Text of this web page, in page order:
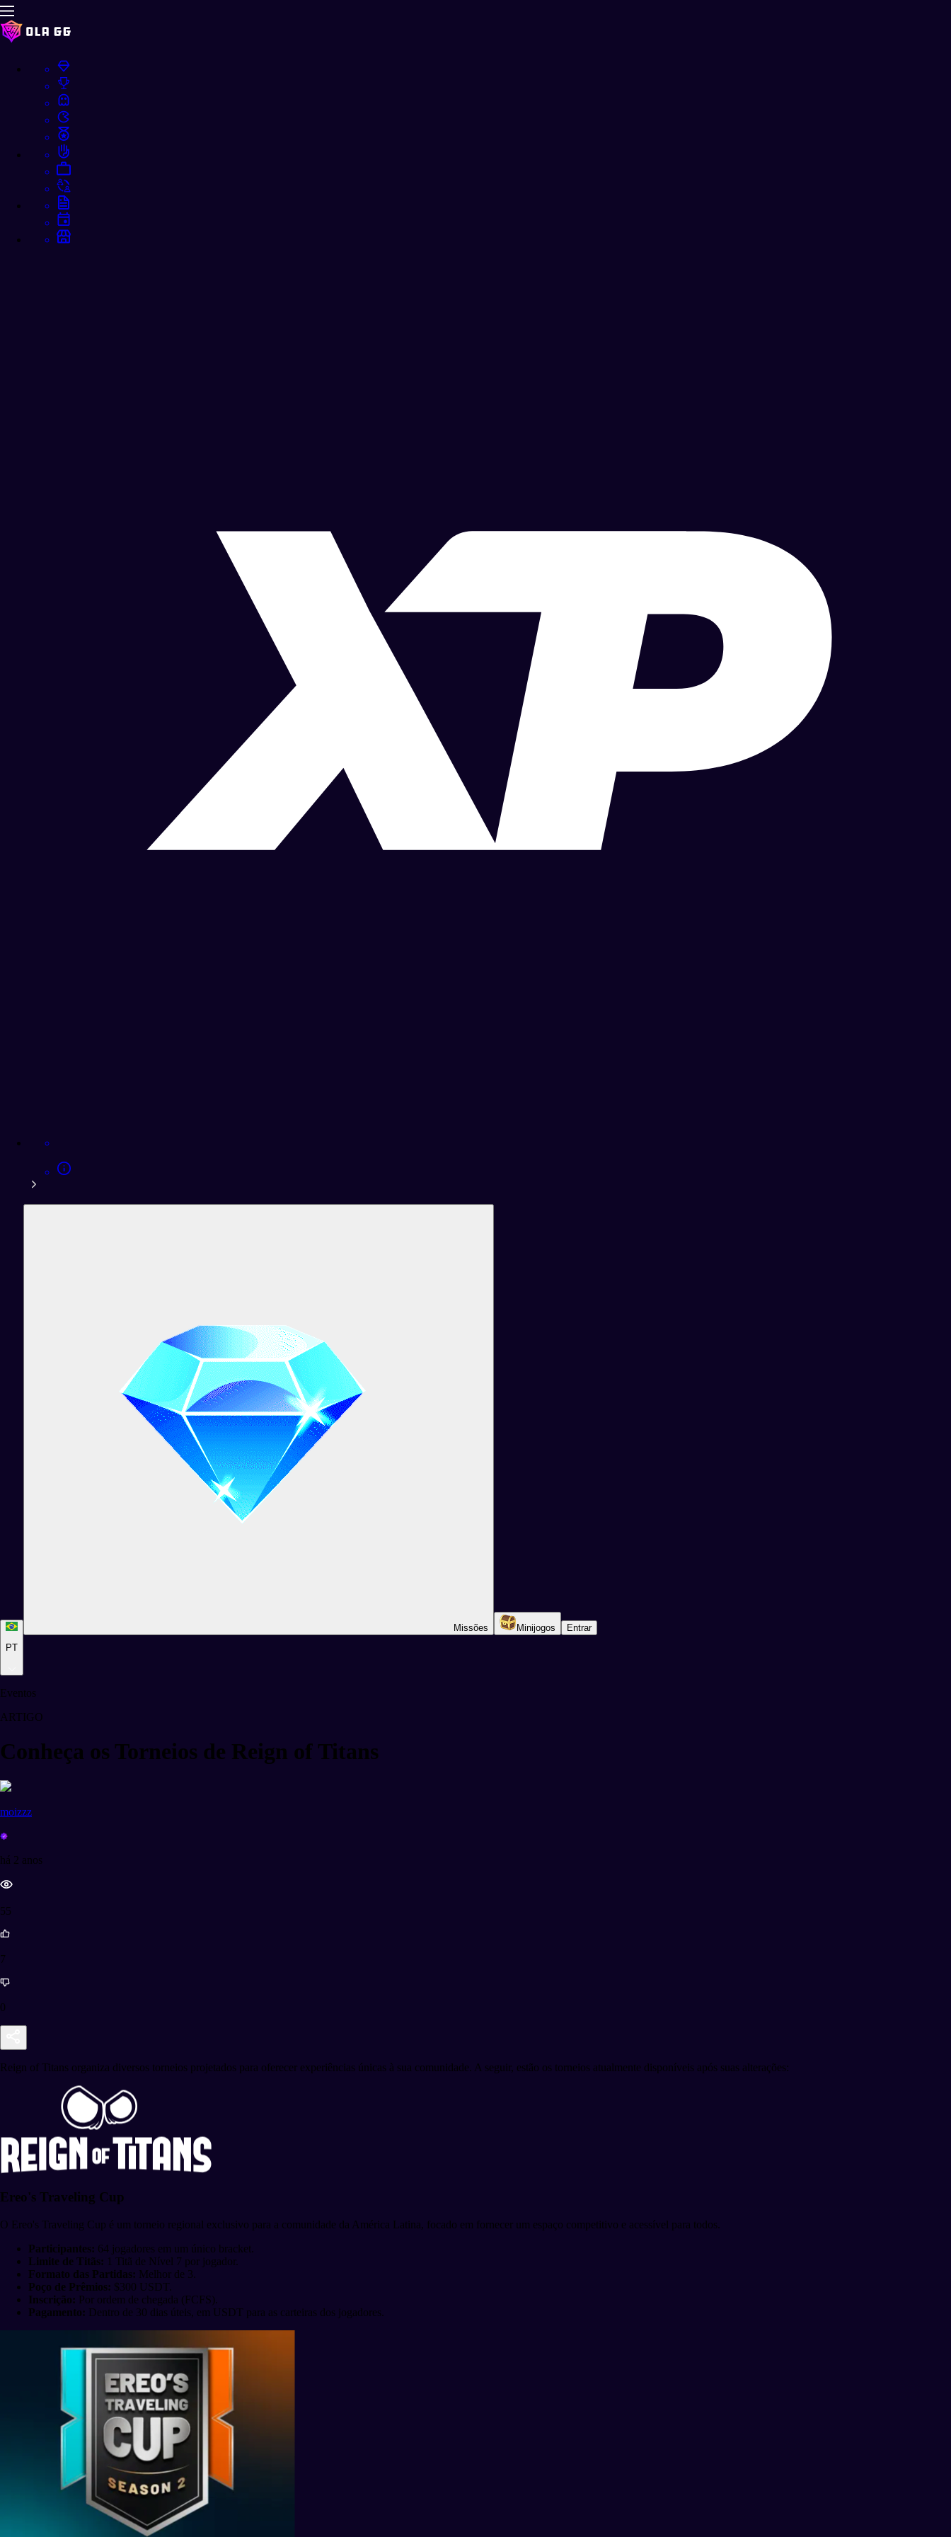
PT
Missões Minijogos Entrar
Eventos
ARTIGO
Conheça os Torneios de Reign of Titans
moizzz
há 2 anos
55
7
0
Reign of Titans organiza diversos torneios projetados para oferecer experiências únicas à sua comunidade. A seguir, estão os torneios atualmente disponíveis após suas alterações:
Ereo's Traveling Cup
O Ereo's Traveling Cup é um torneio regional exclusivo para a comunidade da América Latina, focado em fornecer um espaço competitivo e acessível para todos.
Participantes: 64 jogadores em um único bracket.
Limite de Titãs: 1 Titã de Nível 7 por jogador.
Formato das Partidas: Melhor de 3.
Poço de Prêmios: $300 USDT.
Inscrição: Por ordem de chegada (FCFS).
Pagamento: Dentro de 30 dias úteis, em USDT para as carteiras dos jogadores.